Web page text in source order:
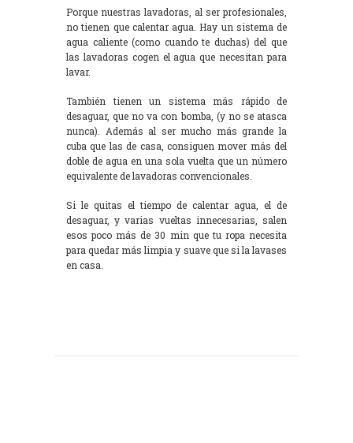
Porque nuestras lavadoras, al ser profesionales,
no tienen que calentar agua. Hay un sistema de
agua caliente (como cuando te duchas) del que
las lavadoras cogen el agua que necesitan para
lavar.
También tienen un sistema más rápido de
desaguar, que no va con bomba, (y no se atasca
nunca). Además al ser mucho más grande la
cuba que las de casa, consiguen mover más del
doble de agua en una sola vuelta que un número
equivalente de lavadoras convencionales.
Si le quitas el tiempo de calentar agua, el de
desaguar, y varias vueltas innecesarias, salen
esos poco más de 30 min que tu ropa necesita
para quedar más limpia y suave que si la lavases
en casa.